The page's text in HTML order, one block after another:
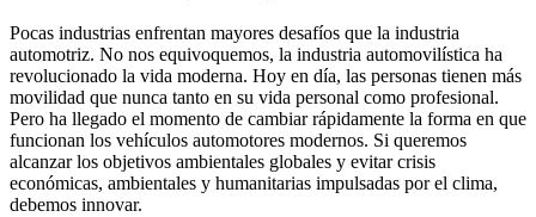
Pocas industrias enfrentan mayores desafíos que la industria
automotriz. No nos equivoquemos, la industria automovilística ha
revolucionado la vida moderna. Hoy en día, las personas tienen más
movilidad que nunca tanto en su vida personal como profesional.
Pero ha llegado el momento de cambiar rápidamente la forma en que
funcionan los vehículos automotores modernos. Si queremos
alcanzar los objetivos ambientales globales y evitar crisis
económicas, ambientales y humanitarias impulsadas por el clima,
debemos innovar.